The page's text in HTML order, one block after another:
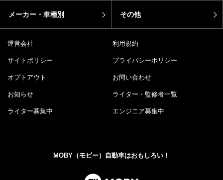
メーカー・車種別 その他
運営会社 利用規約
サイトポリシー プライバシーポリシー
オプトアウト お問い合わせ
お知らせ ライター・監修者一覧
ライター募集中 エンジニア募集中
MOBY（モビー）自動車はおもしろい！